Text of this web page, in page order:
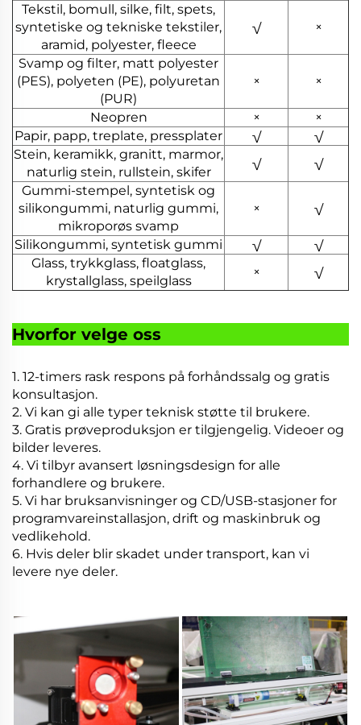
Tekstil, bomull, silke, filt, spets,
syntetiske og tekniske tekstiler,
aramid, polyester, fleece
√ ×
Svamp og filter, matt polyester
(PES), polyeten (PE), polyuretan
(PUR)
× ×
Neopren ×
×
Papir, papp, treplate, pressplater
√
√
Stein, keramikk, granitt, marmor,
naturlig stein, rullstein, skifer
√
√
Gummi-stempel, syntetisk og
silikongummi, naturlig gummi,
mikroporøs svamp
× √
Silikongummi, syntetisk gummi √
√
Glass, trykkglass, floatglass,
krystallglass, speilglass
× √
Hvorfor velge oss
1. 12-timers rask respons på forhåndssalg og gratis
konsultasjon.
2. Vi kan gi alle typer teknisk støtte til brukere.
3. Gratis prøveproduksjon er tilgjengelig. Videoer og
bilder leveres.
4. Vi tilbyr avansert løsningsdesign for alle
forhandlere og brukere.
5. Vi har bruksanvisninger og CD/USB-stasjoner for
programvareinstallasjon, drift og maskinbruk og
vedlikehold.
6. Hvis deler blir skadet under transport, kan vi
levere nye deler.